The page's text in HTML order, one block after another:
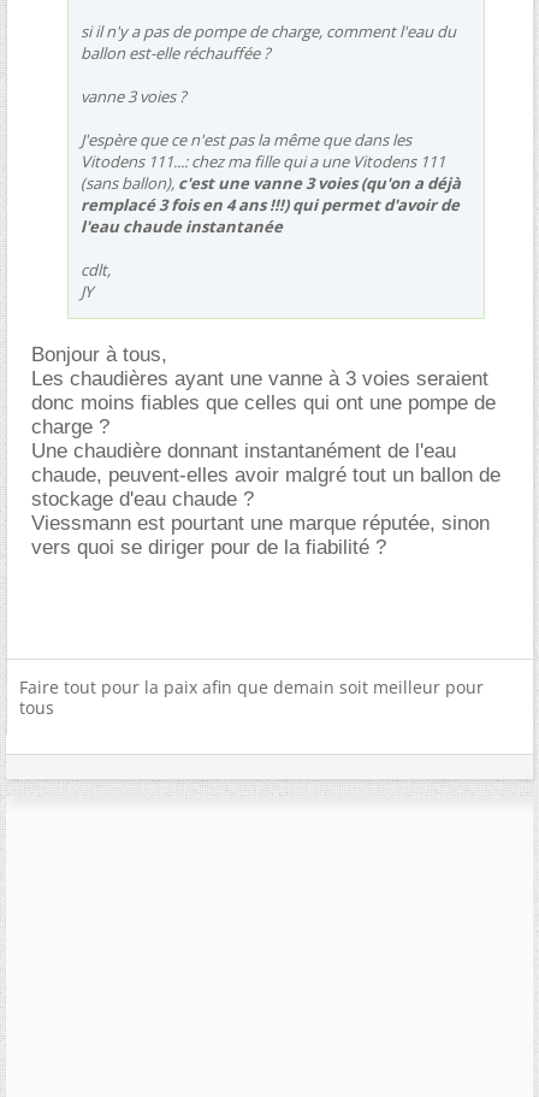
si il n'y a pas de pompe de charge, comment l'eau du
ballon est-elle réchauffée ?
vanne 3 voies ?
J'espère que ce n'est pas la même que dans les
Vitodens 111...: chez ma fille qui a une Vitodens 111
(sans ballon), c'est une vanne 3 voies (qu'on a déjà
remplacé 3 fois en 4 ans !!!) qui permet d'avoir de
l'eau chaude instantanée
cdlt,
JY
Bonjour à tous,
Les chaudières ayant une vanne à 3 voies seraient
donc moins fiables que celles qui ont une pompe de
charge ?
Une chaudière donnant instantanément de l'eau
chaude, peuvent-elles avoir malgré tout un ballon de
stockage d'eau chaude ?
Viessmann est pourtant une marque réputée, sinon
vers quoi se diriger pour de la fiabilité ?
Faire tout pour la paix afin que demain soit meilleur pour
tous